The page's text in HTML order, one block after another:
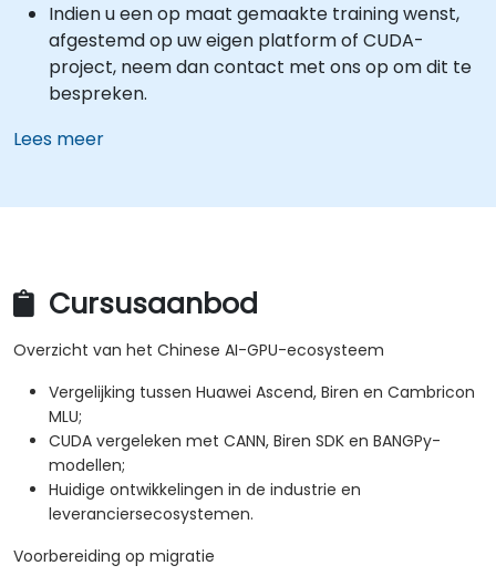
Indien u een op maat gemaakte training wenst,
afgestemd op uw eigen platform of CUDA-
project, neem dan contact met ons op om dit te
bespreken.
Lees meer
Cursusaanbod
Overzicht van het Chinese AI-GPU-ecosysteem
Vergelijking tussen Huawei Ascend, Biren en Cambricon
MLU;
CUDA vergeleken met CANN, Biren SDK en BANGPy-
modellen;
Huidige ontwikkelingen in de industrie en
leveranciersecosystemen.
Voorbereiding op migratie